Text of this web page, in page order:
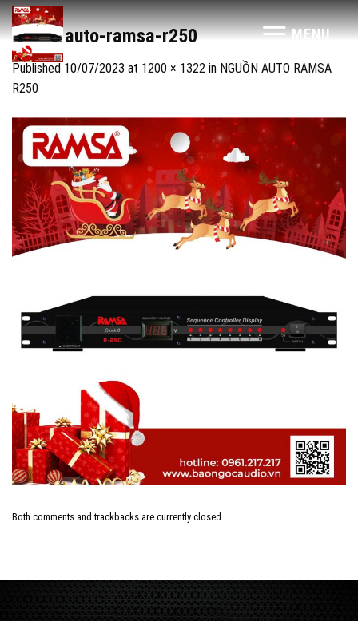
Skip
to
content
MENU
nguon-auto-ramsa-r250
Published 10/07/2023 at 1200 × 1322 in NGUỒN AUTO RAMSA
R250
Both comments and trackbacks are currently closed.